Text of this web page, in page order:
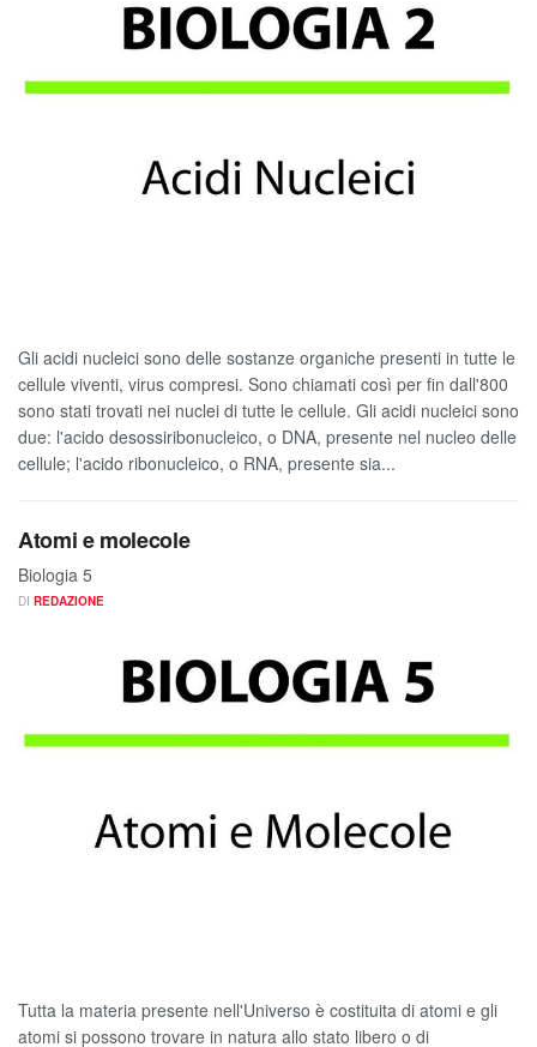
Gli acidi nucleici sono delle sostanze organiche presenti in tutte le
cellule viventi, virus compresi. Sono chiamati così per fin dall'800
sono stati trovati nei nuclei di tutte le cellule. Gli acidi nucleici sono
due: l'acido desossiribonucleico, o DNA, presente nel nucleo delle
cellule; l'acido ribonucleico, o RNA, presente sia...
Atomi e molecole
Biologia 5
DI REDAZIONE
Tutta la materia presente nell'Universo è costituita di atomi e gli
atomi si possono trovare in natura allo stato libero o di